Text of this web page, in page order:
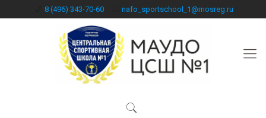
8 (496) 343-70-60 nafo_sportschool_1@mosreg.ru